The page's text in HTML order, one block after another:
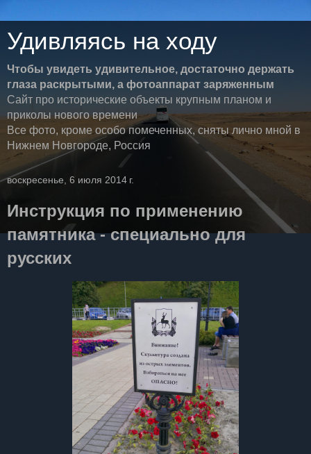
Удивляясь на ходу
Чтобы увидеть удивительное, достаточно держать
глаза раскрытыми, а фотоаппарат заряженным
Сайт про исторические объекты крупным планом и
приколы нового времени
Все фото, кроме особо помеченных, сняты лично мной в
Нижнем Новгороде, Россия
воскресенье, 6 июля 2014 г.
Инструкция по применению
памятника - специально для
русских